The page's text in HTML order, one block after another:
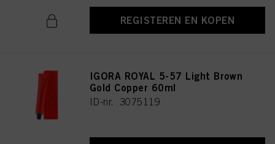
REGISTEREN EN KOPEN
IGORA ROYAL 5-57 Light Brown
Gold Copper 60ml
ID-nr. 3075119